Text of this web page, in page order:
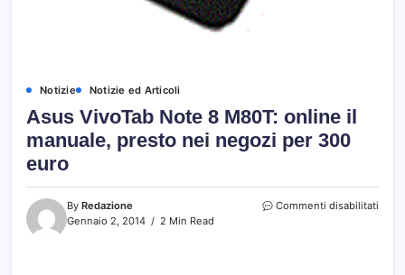
Notizie Notizie ed Articoli
Asus VivoTab Note 8 M80T: online il
manuale, presto nei negozi per 300
euro
By Redazione
Gennaio 2, 2014
2 Min Read
Commenti disabilitati